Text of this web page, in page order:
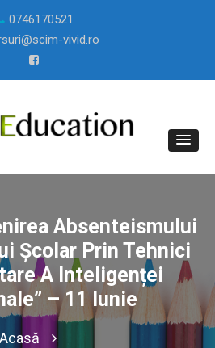
0746170521
vivid.ro
Absenteismului
Școlar Prin Tehnici
A Inteligenței
– 11 Iunie
Acasă